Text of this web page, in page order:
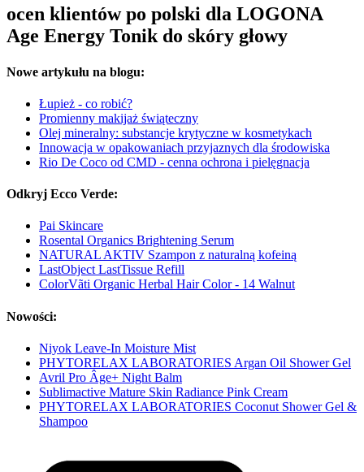
ocen klientów po polski dla LOGONA
Age Energy Tonik do skóry głowy
Nowe artykułu na blogu:
Łupież - co robić?
Promienny makijaż świąteczny
Olej mineralny: substancje krytyczne w kosmetykach
Innowacja w opakowaniach przyjaznych dla środowiska
Rio De Coco od CMD - cenna ochrona i pielęgnacja
Odkryj Ecco Verde:
Pai Skincare
Rosental Organics Brightening Serum
NATURAL AKTIV Szampon z naturalną kofeiną
LastObject LastTissue Refill
ColorVãti Organic Herbal Hair Color - 14 Walnut
Nowości:
Niyok Leave-In Moisture Mist
PHYTORELAX LABORATORIES Argan Oil Shower Gel
Avril Pro Âge+ Night Balm
Sublimactive Mature Skin Radiance Pink Cream
PHYTORELAX LABORATORIES Coconut Shower Gel &
Shampoo